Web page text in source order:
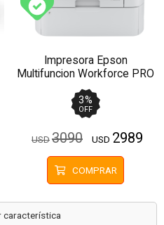
característica
y Pagos)
Impresora Epson
Multifuncion Workforce PRO
C878R A3 - Wifi, Red, Doble
Cara, Fax
3%
OFF
USD3090 USD 2989
COMPRAR